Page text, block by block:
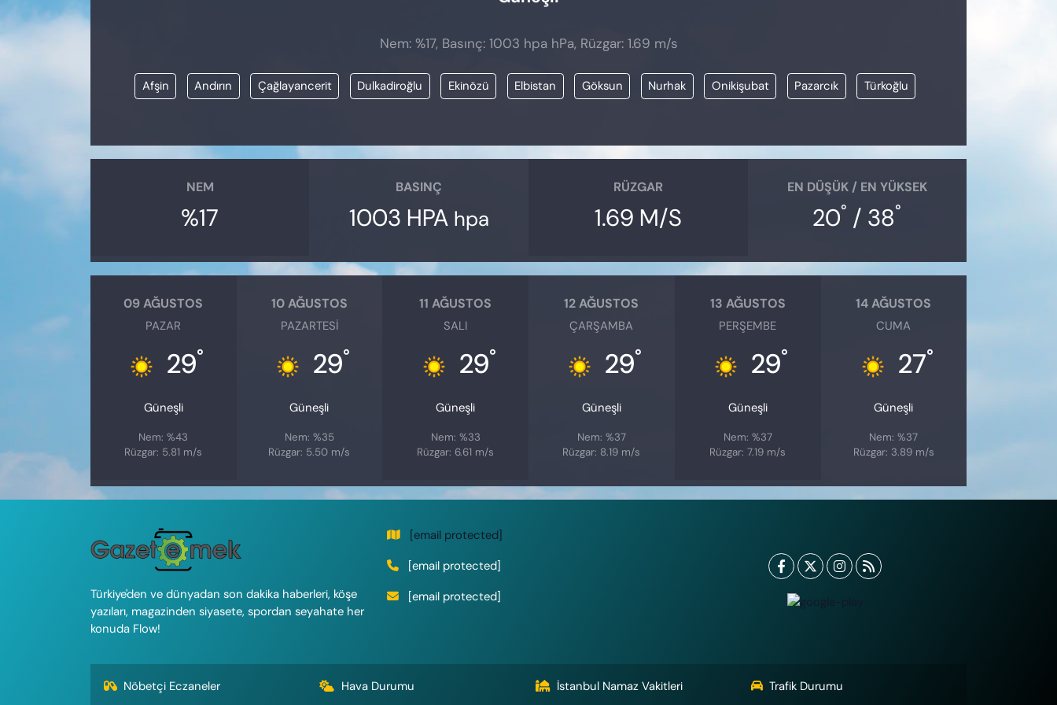
Nem: %17, Basınç: 1003 hpa hPa, Rüzgar: 1.69 m/s
Afşin Andırın Çağlayancerit Dulkadiroğlu Ekinözü Elbistan Göksun Nurhak Onikişubat Pazarcık Türkoğlu
NEM
%17
BASINÇ
1003 HPA hpa
RÜZGAR
1.69 M/S
EN DÜŞÜK / EN YÜKSEK
20° / 38°
09 AĞUSTOS
PAZAR
29°
Güneşli
Nem: %43
Rüzgar: 5.81 m/s
10 AĞUSTOS
PAZARTESI
29°
Güneşli
Nem: %35
Rüzgar: 5.50 m/s
11 AĞUSTOS
SALI
29°
Güneşli
Nem: %33
Rüzgar: 6.61 m/s
12 AĞUSTOS
ÇARŞAMBA
29°
Güneşli
Nem: %37
Rüzgar: 8.19 m/s
13 AĞUSTOS
PERŞEMBE
29°
Güneşli
Nem: %37
Rüzgar: 7.19 m/s
14 AĞUSTOS
CUMA
27°
Güneşli
Nem: %37
Rüzgar: 3.89 m/s
Türkiye'den ve dünyadan son dakika haberleri, köşe
yazıları, magazinden siyasete, spordan seyahate her
konuda Flow!
[email protected]
[email protected]
[email protected]
Nöbetçi Eczaneler Hava Durumu İstanbul Namaz Vakitleri Trafik Durumu
KADIN
VAN VE DİYARBAKIR HABERLERİ